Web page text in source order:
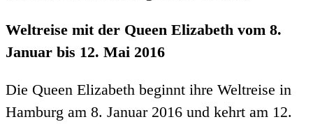
Weltreise mit der Queen Elizabeth vom 8.
Januar bis 12. Mai 2016
Die Queen Elizabeth beginnt ihre Weltreise in
Hamburg am 8. Januar 2016 und kehrt am 12.